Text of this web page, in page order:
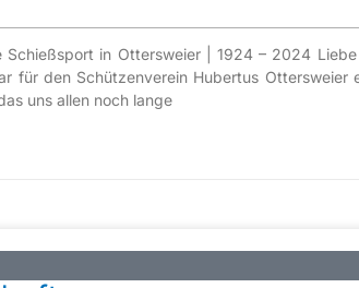
in Ottersweier | 1924 – 2024
für den Schützenverein Hubertus
uns allen noch lange